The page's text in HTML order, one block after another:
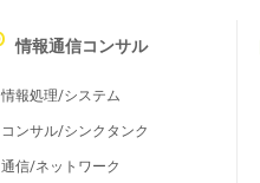
情報通信コンサル
情報処理/システム
コンサル/シンクタンク
通信/ネットワーク